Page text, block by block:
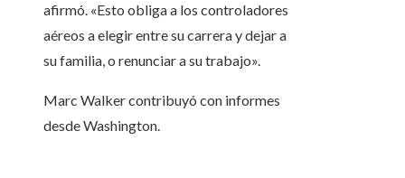
afirmó. «Esto obliga a los controladores
aéreos a elegir entre su carrera y dejar a
su familia, o renunciar a su trabajo».
Marc Walkercontribuyó con informes
desde Washington.